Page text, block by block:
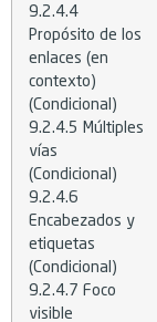
9.2.4.4
Propósito de los
enlaces (en
contexto)
(Condicional)
9.2.4.5 Múltiples
vías
(Condicional)
9.2.4.6
Encabezados y
etiquetas
(Condicional)
9.2.4.7 Foco
visible